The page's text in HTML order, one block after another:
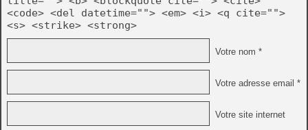
<code> <del datetime=""> <em> <i> <q cite="">
<s> <strike> <strong>
Votre nom *
Votre adresse email *
Votre site internet